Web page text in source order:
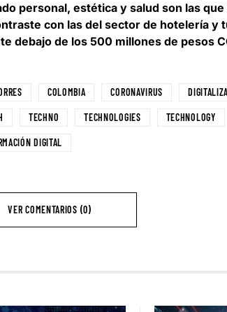
personal, estética y salud son las que
con las del sector de hotelería y
debajo de los 500 millones de pesos
COLOMBIA CORONAVIRUS
TECHNO TECHNOLOGIES TECHNOLOGY
DIGITAL
VER COMENTARIOS (0)